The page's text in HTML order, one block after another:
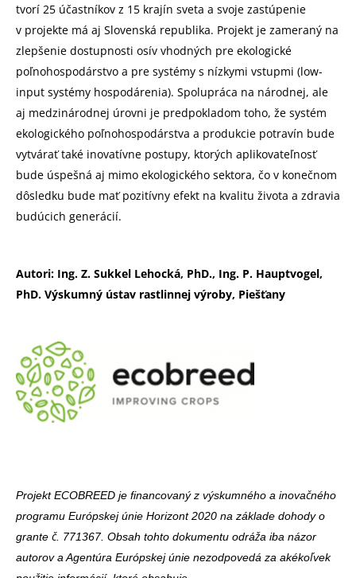
tvorí 25 účastníkov z 15 krajín sveta a svoje zastúpenie
v projekte má aj Slovenská republika. Projekt je zameraný na
zlepšenie dostupnosti osív vhodných pre ekologické
poľnohospodárstvo a pre systémy s nízkymi vstupmi (low-
input systémy hospodárenia). Spolupráca na národnej, ale
aj medzinárodnej úrovni je predpokladom toho, že systém
ekologického poľnohospodárstva a produkcie potravín bude
vytvárať také inovatívne postupy, ktorých aplikovateľnosť
bude úspešná aj mimo ekologického sektora, čo v konečnom
dôsledku bude mať pozitívny efekt na kvalitu života a zdravia
budúcich generácií.
Autori: Ing. Z. Sukkel Lehocká, PhD., Ing. P. Hauptvogel,
PhD. Výskumný ústav rastlinnej výroby, Piešťany
Projekt ECOBREED je financovaný z výskumného a inovačného
programu Európskej únie Horizont 2020 na základe dohody o
grante č. 771367. Obsah tohto dokumentu odráža iba názor
autorov a Agentúra Európskej únie nezodpovedá za akékoľvek